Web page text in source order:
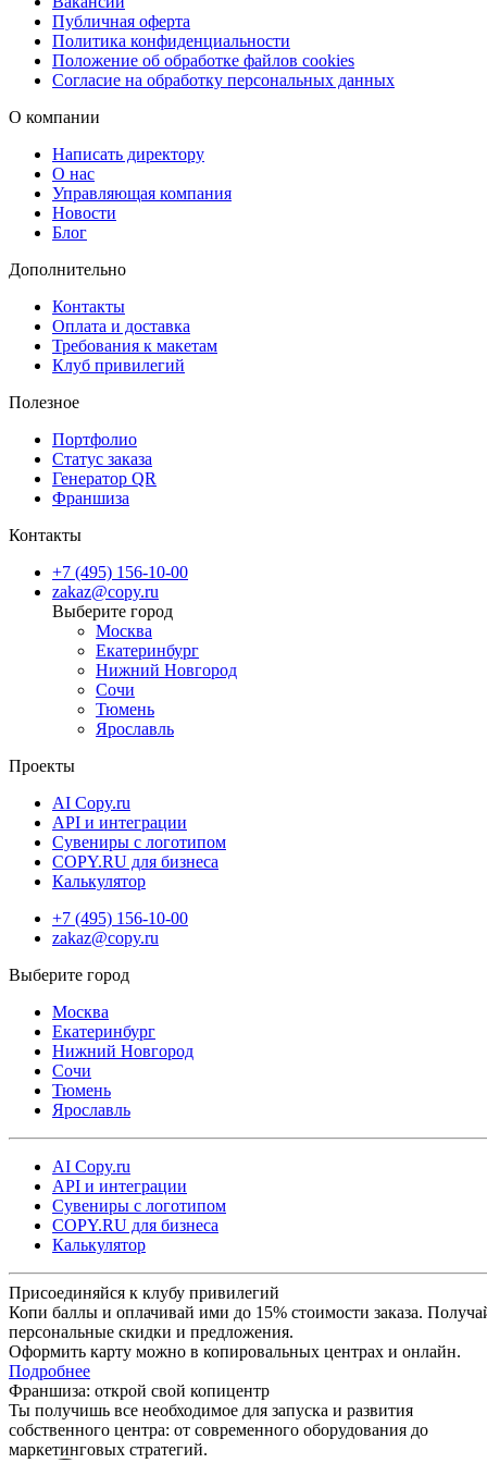
получаете качественный результат точно в срок, без задержек.
Удобные варианты доставки
Заберите готовый заказ бесплатно в ближайшем пункте выдачи.
Также мы предлагаемдоставку
выдачи, так и курьером. А если нужно прямо сегодня —
срочную курьерскую доставку в день оформления!
Публичная оферта
Политика конфиденциальности
Положение об обработке файлов cookies
Согласие на обработку персональных данных
О компании
Написать директору
О нас
Управляющая компания
Новости
Блог
Дополнительно
Контакты
Оплата и доставка
Требования к макетам
Клуб привилегий
Полезное
Портфолио
Статус заказа
Генератор QR
Франшиза
Контакты
+7 (495) 156-10-00
zakaz@copy.ru
Москва
Екатеринбург
Нижний Новгород
Сочи
Тюмень
Ярославль
Проекты
AI Copy.ru
API и интеграции
Сувениры с логотипом
COPY.RU для бизнеса
Калькулятор
+7 (495) 156-10-00
zakaz@copy.ru
Москва
Екатеринбург
Нижний Новгород
Сочи
Тюмень
Ярославль
AI Copy.ru
API и интеграции
Сувениры с логотипом
COPY.RU для бизнеса
Калькулятор
Присоединяйся к клубу привилегий
Копи баллы и оплачивай ими до 15% стоимости заказа.
персональные скидки и предложения.
Оформить карту можно в копировальных центрах и онлайн.
Подробнее
Франшиза: открой свой копицентр
Ты получишь все необходимое для запуска и развития
собственного центра: от современного оборудования до
маркетинговых стратегий.